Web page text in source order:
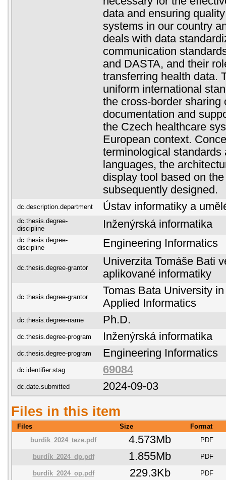
data and ensuring
systems in our country
deals with data
communication
and DASTA, and their
transferring health data.
uniform international
the cross-border sharing
documentation and
the Czech healthcare
European context.
terminological standards
languages, the
display tool based on
subsequently designed.
dc.description.department Ústav informatiky a
dc.thesis.degree-
discipline
Inženýrská informatika
dc.thesis.degree-
discipline
Engineering Informatics
dc.thesis.degree-grantor
Univerzita Tomáše Bati
aplikované informatiky
dc.thesis.degree-grantor
Tomas Bata University
Applied Informatics
dc.thesis.degree-name Ph.D.
dc.thesis.degree-program Inženýrská informatika
dc.thesis.degree-program Engineering Informatics
dc.identifier.stag 69084
dc.date.submitted 2024-09-03
Files in this item
Files Size
Format
burdik_2024_teze.pdf
4.573Mb PDF
burdík_2024_dp.pdf 1.855Mb PDF
burdík_2024_op.pdf 229.3Kb PDF